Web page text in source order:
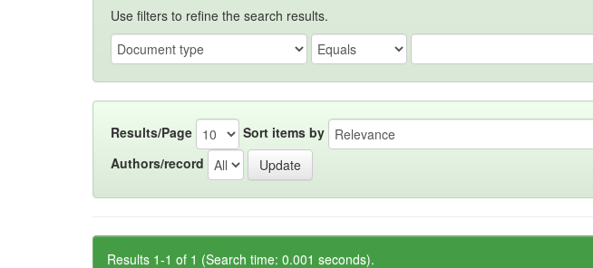
Use filters to refine the search results.
Results/Page Sort items by
Authors/record
Results 1-1 of 1 (Search time: 0.001 seconds).